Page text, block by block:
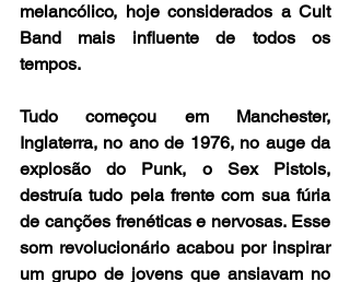
melancólico, hoje considerados a Cult
Band mais influente de todos os
tempos.
Tudo começou em Manchester,
Inglaterra, no ano de 1976, no auge da
explosão do Punk, o Sex Pistols,
destruía tudo pela frente com sua fúria
de canções frenéticas e nervosas. Esse
som revolucionário acabou por inspirar
um grupo de jovens que ansiavam no